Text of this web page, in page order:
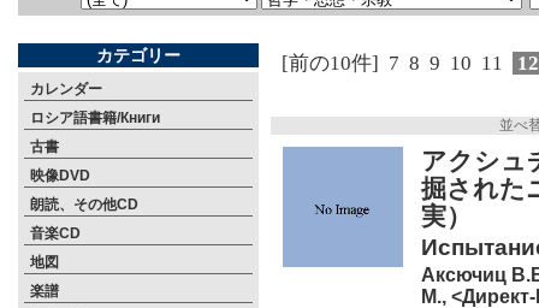
カテゴリー
カレンダー
ロシア語書籍/Книги
古書
映像DVD
朗読、その他CD
音楽CD
地図
楽譜
[前の10件] 7 8 9 10 11
並べ
アクシ
掘された
実）
Аксючиц
М.,